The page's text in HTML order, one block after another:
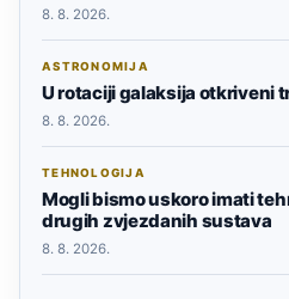
8. 8. 2026.
ASTRONOMIJA
U rotaciji galaksija otkriveni
8. 8. 2026.
TEHNOLOGIJA
Mogli bismo uskoro imati
drugih zvjezdanih sustava
8. 8. 2026.